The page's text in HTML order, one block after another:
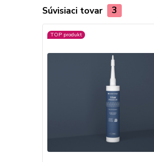
Súvisiaci tovar 3
TOP produkt